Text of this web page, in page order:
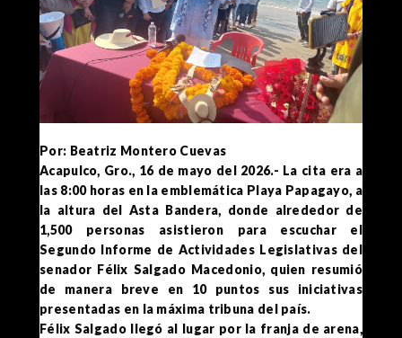
Por: Beatriz Montero Cuevas
Acapulco, Gro., 16 de mayo del 2026.- La cita era a
las 8:00 horas en la emblemática Playa Papagayo, a
la altura del Asta Bandera, donde alrededor de
1,500 personas asistieron para escuchar el
Segundo Informe de Actividades Legislativas del
senador Félix Salgado Macedonio, quien resumió
de manera breve en 10 puntos sus iniciativas
presentadas en la máxima tribuna del país.
Félix Salgado llegó al lugar por la franja de arena,